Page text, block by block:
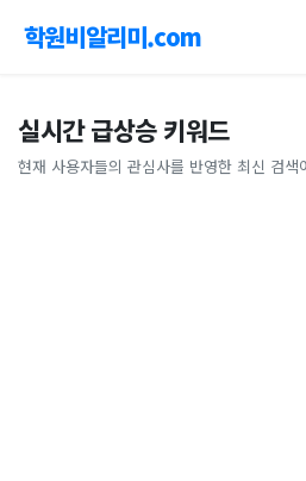
학원비알리미.com
실시간 급상승 키워드
현재 사용자들의 관심사를 반영한 최신 검색